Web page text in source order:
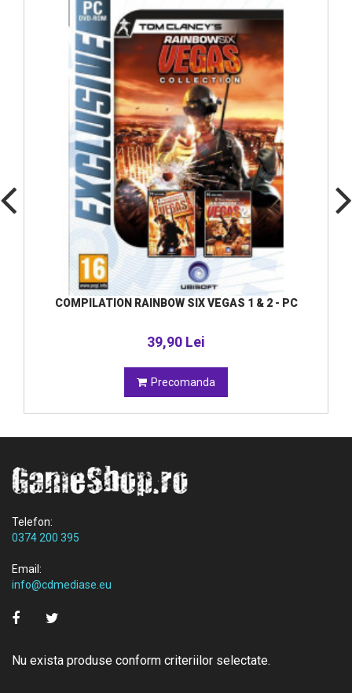
COMPILATION RAINBOW SIX VEGAS 1 & 2 - PC
39,90 Lei
Precomanda
Telefon:
0374 200 395
Email:
info@cdmediase.eu
Nu exista produse conform criteriilor selectate.